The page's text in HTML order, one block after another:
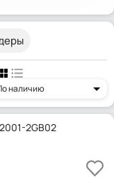
наличию
2GB02